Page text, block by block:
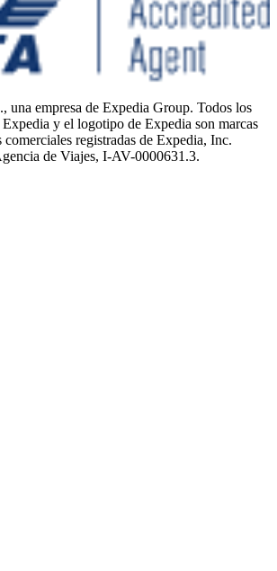
una empresa de Expedia Group. Todos los
Expedia y el logotipo de Expedia son marcas
comerciales registradas de Expedia, Inc.
de Viajes, I-AV-0000631.3.